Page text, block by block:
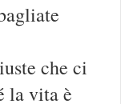
che ci
la vita è